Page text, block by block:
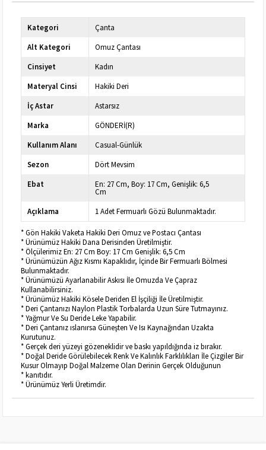
Kategori
Çanta
Alt Kategori
Omuz Çantası
Cinsiyet
Kadın
Materyal Cinsi
Hakiki Deri
İç Astar
Astarsız
Marka
GÖNDERİ(R)
Kullanım Alanı
Casual-Günlük
Sezon
Dört Mevsim
Ebat
En: 27 Cm, Boy: 17 Cm, Genişlik: 6,5
Cm
Açıklama
1 Adet Fermuarlı Gözü Bulunmaktadır.
* Gön Hakiki Vaketa Hakiki Deri Omuz ve Postacı Çantası
* Ürünümüz Hakiki Dana Derisinden Üretilmiştir.
* Ölçülerimiz En: 27 Cm Boy: 17 Cm Genişlik: 6,5 Cm
* Ürünümüzün Ağız Kısmı Kapaklıdır, İçinde Bir Fermuarlı Bölmesi
Bulunmaktadır.
* Ürünümüzü Ayarlanabilir Askısı İle Omuzda Ve Çapraz
Kullanabilirsiniz.
* Ürünümüz Hakiki Kösele Deriden El İşçiliği İle Üretilmiştir.
* Deri Çantanızı Naylon Plastik Torbalarda Uzun Süre Tutmayınız.
* Yağmur Ve Su Deride Leke Yapabilir.
* Deri Çantanız ıslanırsa Güneşten Ve Isı Kaynağından Uzakta
Kurutunuz.
* Gerçek deri yüzeyi gözeneklidir ve baskı yapıldığında iz bırakır.
* Doğal Deride Görülebilecek Renk Ve Kalınlık Farklılıkları İle Çizgiler Bir
Kusur Olmayıp Doğal Malzeme Olan Derinin Gerçek Olduğunun
* kanıtıdır.
* Ürünümüz Yerli Üretimdir.